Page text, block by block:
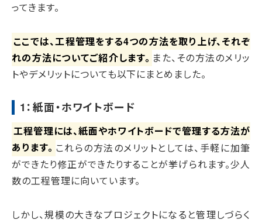
ってきます。
ここでは、工程管理をする4つの方法を取り上げ、それぞ
れの方法についてご紹介します。 また、その方法のメリッ
トやデメリットについても以下にまとめました。
1：紙面・ホワイトボード
工程管理には、紙面やホワイトボードで管理する方法が
あります。 これらの方法のメリットとしては、手軽に加筆
ができたり修正ができたりすることが挙げられます。少人
数の工程管理に向いています。
しかし、規模の大きなプロジェクトになると管理しづらく